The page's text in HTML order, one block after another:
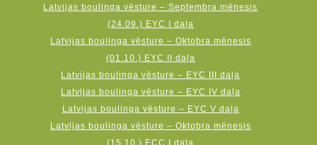
Latvijas boulinga vēsture – Septembra mēnesis
(24.09.) EYC I daļa
Latvijas boulinga vēsture – Oktobra mēnesis
(01.10.) EYC II daļa
Latvijas boulinga vēsture – EYC III daļa
Latvijas boulinga vēsture – EYC IV daļa
Latvijas boulinga vēsture – EYC V daļa
Latvijas boulinga vēsture – Oktobra mēnesis
(15.10.) ECC I daļa